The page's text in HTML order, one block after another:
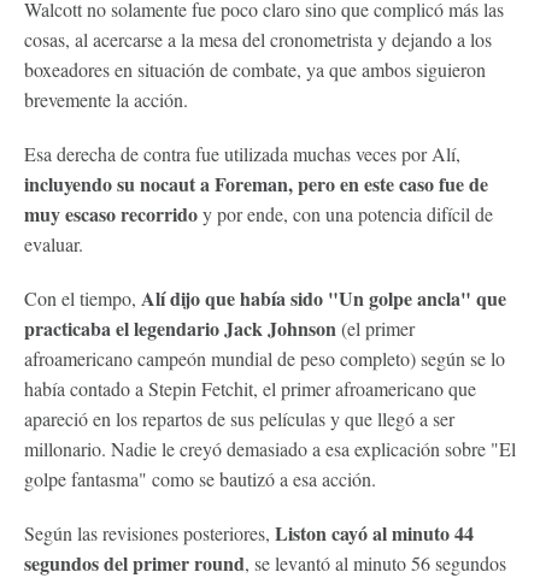
Walcott no solamente fue poco claro sino que complicó más las
cosas, al acercarse a la mesa del cronometrista y dejando a los
boxeadores en situación de combate, ya que ambos siguieron
brevemente la acción.
Esa derecha de contra fue utilizada muchas veces por Alí,
incluyendo su nocaut a Foreman, pero en este caso fue de
muy escaso recorridoy por ende, con una potencia difícil de
evaluar.
Con el tiempo, Alí dijo que había sido "Un golpe ancla" que
practicaba el legendario Jack Johnson(el primer
afroamericano campeón mundial de peso completo) según se lo
había contado a Stepin Fetchit, el primer afroamericano que
apareció en los repartos de sus películas y que llegó a ser
millonario. Nadie le creyó demasiado a esa explicación sobre "El
golpe fantasma" como se bautizó a esa acción.
Según las revisiones posteriores, Liston cayó al minuto 44
segundos del primer round, se levantó al minuto 56 segundos